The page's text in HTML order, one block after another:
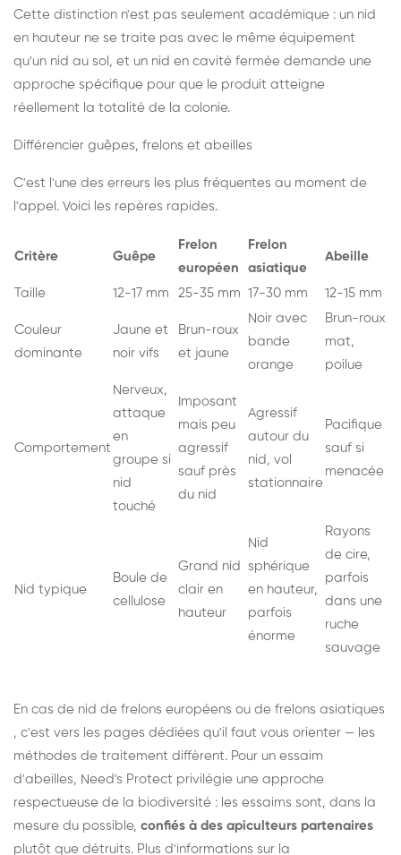
Cette distinction n'est pas seulement académique : un nid
en hauteur ne se traite pas avec le même équipement
qu'un nid au sol, et un nid en cavité fermée demande une
approche spécifique pour que le produit atteigne
réellement la totalité de la colonie.
Différencier guêpes, frelons et abeilles
C'est l'une des erreurs les plus fréquentes au moment de
l'appel. Voici les repères rapides.
Critère Guêpe
Frelon
européen
Frelon
asiatique
Abeille
Taille 12-17 mm 25-35 mm 17-30 mm 12-15 mm
Couleur
dominante
Jaune et
noir vifs
Brun-roux
et jaune
Noir avec
bande
orange
Brun-roux
mat,
poilue
Comportement
Nerveux,
attaque
en
groupe si
nid
touché
Imposant
mais peu
agressif
sauf près
du nid
Agressif
autour du
nid, vol
stationnaire
Pacifique
sauf si
menacée
Nid typique
Boule de
cellulose
Grand nid
clair en
hauteur
Nid
sphérique
en hauteur,
parfois
énorme
Rayons
de cire,
parfois
dans une
ruche
sauvage
En cas de nid de frelons européens ou de frelons asiatiques
, c'est vers les pages dédiées qu'il faut vous orienter — les
méthodes de traitement diffèrent. Pour un essaim
d'abeilles, Need's Protect privilégie une approche
respectueuse de la biodiversité : les essaims sont, dans la
mesure du possible, confiés à des apiculteurs partenaires
plutôt que détruits. Plus d'informations sur la